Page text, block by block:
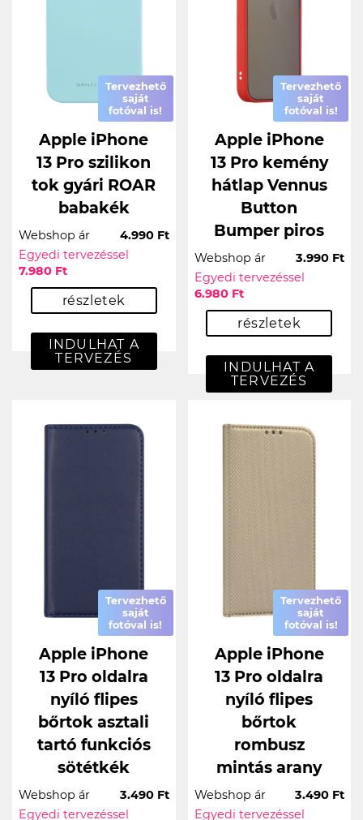
Tervezhető
saját
fotóval is!
Apple iPhone
13 Pro szilikon
tok gyári ROAR
babakék
Webshop ár
4.990 Ft
Egyedi tervezéssel
7.980 Ft
részletek
INDULHAT A
TERVEZÉS
Tervezhető
saját
fotóval is!
Apple iPhone
13 Pro kemény
hátlap Vennus
Button
Bumper piros
Webshop ár
3.990 Ft
Egyedi tervezéssel
6.980 Ft
részletek
INDULHAT A
TERVEZÉS
Tervezhető
saját
fotóval is!
Apple iPhone
13 Pro oldalra
nyíló flipes
bőrtok asztali
tartó funkciós
sötétkék
Webshop ár
3.490 Ft
Egyedi tervezéssel
Tervezhető
saját
fotóval is!
Apple iPhone
13 Pro oldalra
nyíló flipes
bőrtok
rombusz
mintás arany
Webshop ár
3.490 Ft
Egyedi tervezéssel